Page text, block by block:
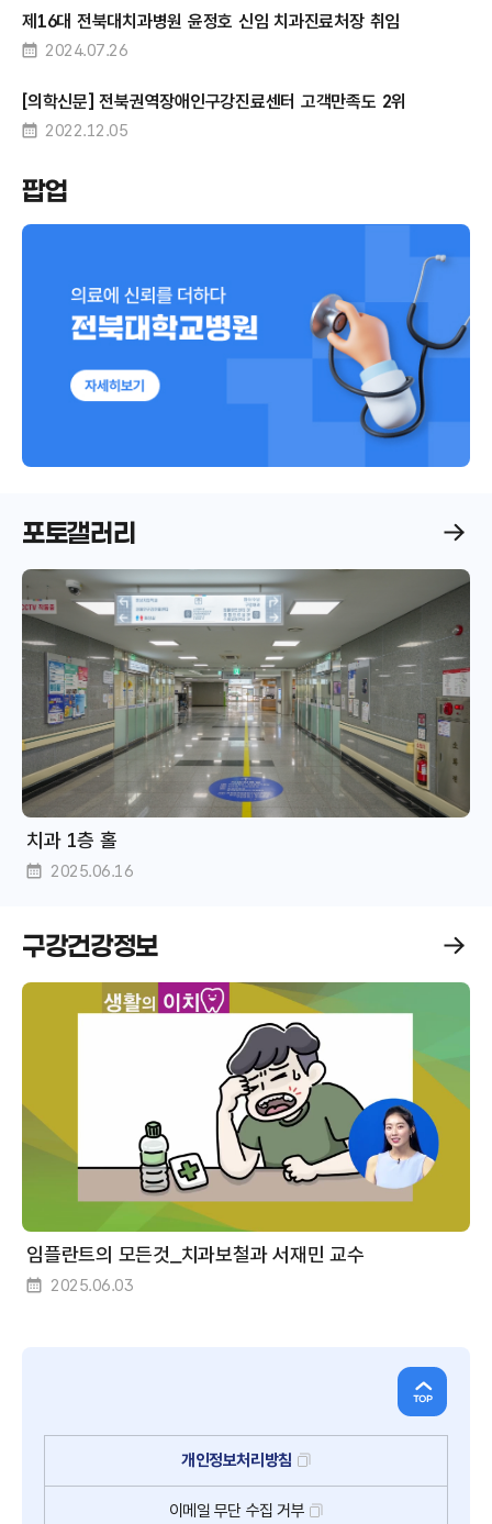
제16대 전북대치과병원 윤정호 신임 치과진료처장 취임
2024.07.26
[의학신문] 전북권역장애인구강진료센터 고객만족도 2위
2022.12.05
팝업
포토갤러리
치과 1층 홀
2025.06.16
포
리
더
보
기
구강건강정보
임플란트의 모든것_치과보철과 서재민 교수
2025.06.03
s
기
개인정보처리방침
이메일 무단 수집 거부